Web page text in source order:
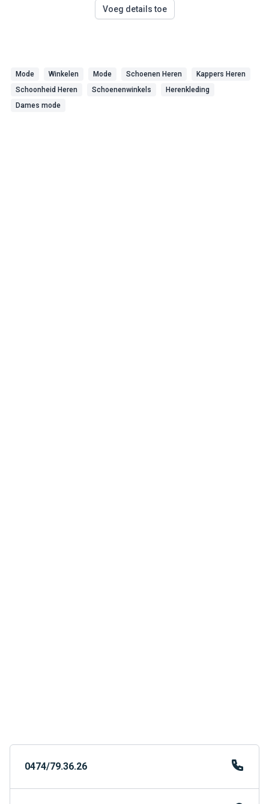
Voeg details toe
Mode Winkelen Mode Schoenen Heren
Kappers Heren
Schoonheid Heren
Schoenenwinkels
Herenkleding
Dames mode
0474/79.36.26